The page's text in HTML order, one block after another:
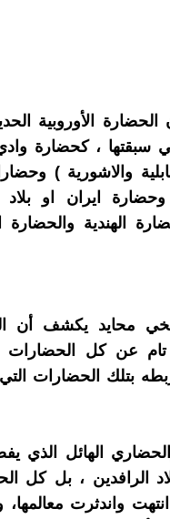
الأوروبية
سبقتها ، كحضارة وادي
والاشورية )
.. وحضارة ايران او
الهندية والحضارة
محايد يكشف أن
عن كل الحضارات
بتلك الحضارات
الهائل الذي
الرافدين ، بل كل
واندثرت